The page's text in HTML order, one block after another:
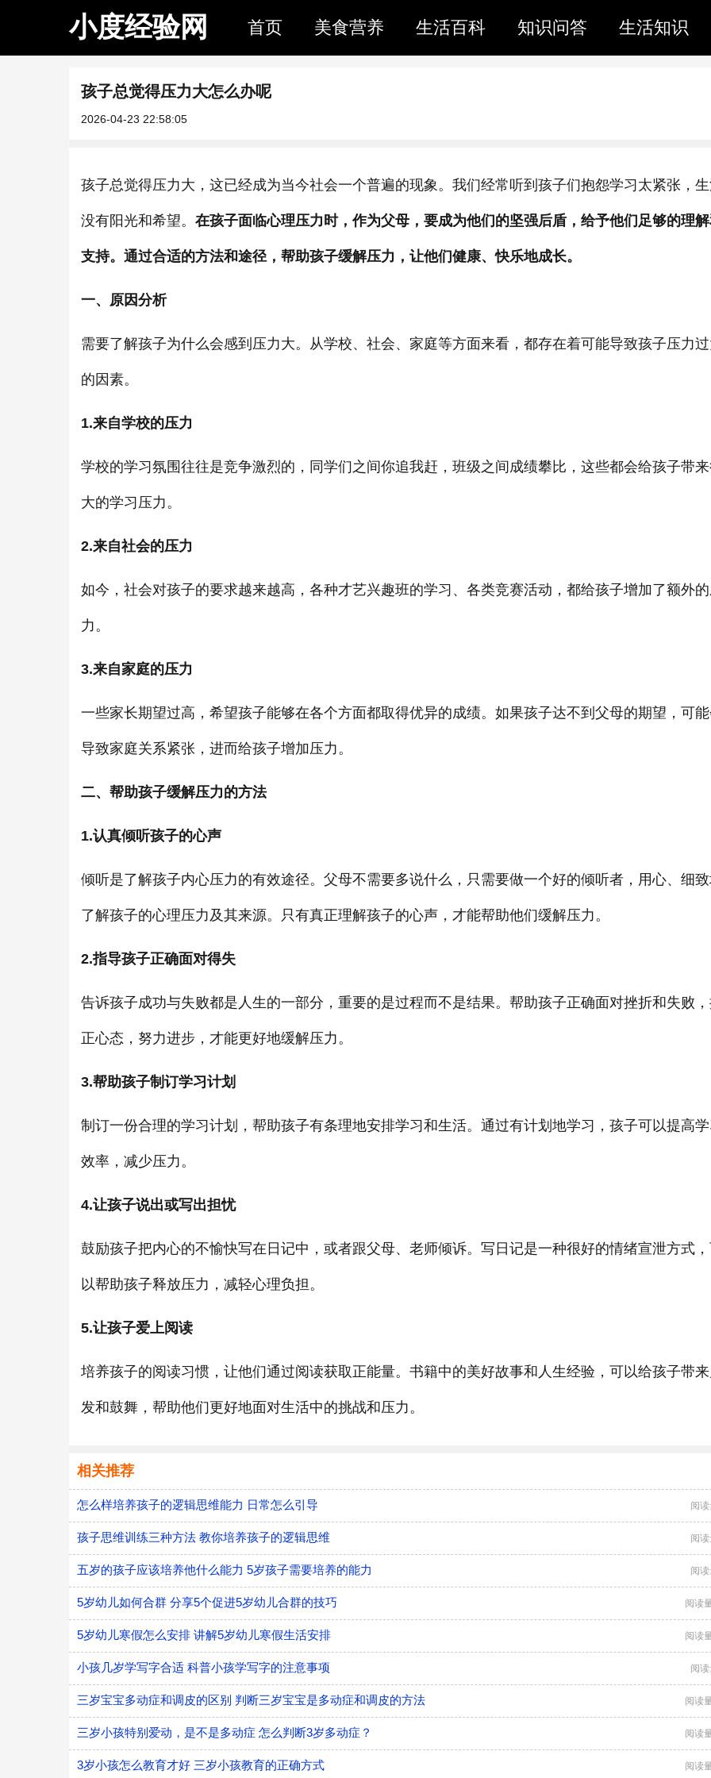
小度经验网 首页 美食营养 生活百科 知识问答 生活知识
孩子总觉得压力大怎么办呢
2026-04-23 22:58:05
孩子总觉得压力大，这已经成为当今社会一个普遍的现象。我们经常听到孩子们抱怨学习太紧张，
没有阳光和希望。 在孩子面临心理压力时，作为父母，要成为他们的坚强后盾，给予他们足够的理解
支持。通过合适的方法和途径，帮助孩子缓解压力，让他们健康、快乐地成长。
一、原因分析
需要了解孩子为什么会感到压力大。从学校、社会、家庭等方面来看，都存在着可能导致孩子压力
的因素。
1.来自学校的压力
学校的学习氛围往往是竞争激烈的，同学们之间你追我赶，班级之间成绩攀比，这些都会给孩子带
大的学习压力。
2.来自社会的压力
如今，社会对孩子的要求越来越高，各种才艺兴趣班的学习、各类竞赛活动，都给孩子增加了额外
力。
3.来自家庭的压力
一些家长期望过高，希望孩子能够在各个方面都取得优异的成绩。如果孩子达不到父母的期望，可
导致家庭关系紧张，进而给孩子增加压力。
二、帮助孩子缓解压力的方法
1.认真倾听孩子的心声
倾听是了解孩子内心压力的有效途径。父母不需要多说什么，只需要做一个好的倾听者，用心、细
了解孩子的心理压力及其来源。只有真正理解孩子的心声，才能帮助他们缓解压力。
2.指导孩子正确面对得失
告诉孩子成功与失败都是人生的一部分，重要的是过程而不是结果。帮助孩子正确面对挫折和失败
正心态，努力进步，才能更好地缓解压力。
3.帮助孩子制订学习计划
制订一份合理的学习计划，帮助孩子有条理地安排学习和生活。通过有计划地学习，孩子可以提高学
效率，减少压力。
4.让孩子说出或写出担忧
鼓励孩子把内心的不愉快写在日记中，或者跟父母、老师倾诉。写日记是一种很好的情绪宣泄方式
以帮助孩子释放压力，减轻心理负担。
5.让孩子爱上阅读
培养孩子的阅读习惯，让他们通过阅读获取正能量。书籍中的美好故事和人生经验，可以给孩子带
发和鼓舞，帮助他们更好地面对生活中的挑战和压力。
相关推荐
怎么样培养孩子的逻辑思维能力 日常怎么引导 阅
孩子思维训练三种方法 教你培养孩子的逻辑思维 阅
五岁的孩子应该培养他什么能力 5岁孩子需要培养的能力 阅
5岁幼儿如何合群 分享5个促进5岁幼儿合群的技巧 阅读
5岁幼儿寒假怎么安排 讲解5岁幼儿寒假生活安排 阅读
小孩几岁学写字合适 科普小孩学写字的注意事项 阅
三岁宝宝多动症和调皮的区别 判断三岁宝宝是多动症和调皮的方法 阅读
三岁小孩特别爱动，是不是多动症 怎么判断3岁多动症？ 阅读
3岁小孩怎么教育才好 三岁小孩教育的正确方式 阅读